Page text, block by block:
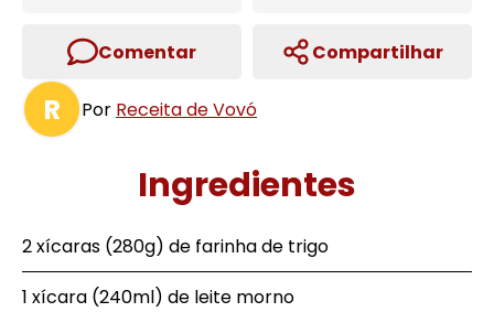
Comentar Compartilhar
R Por Receita de Vovó
Ingredientes
2 xícaras (280g) de farinha de trigo
1 xícara (240ml) de leite morno